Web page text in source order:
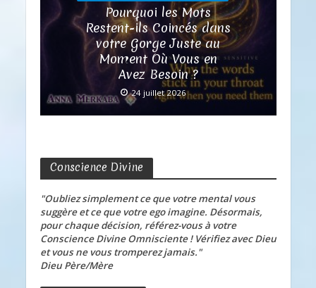
Pourquoi les Mots
Restent-ils Coincés dans
votre Gorge Juste au
Moment Où Vous en
Avez Besoin ?
24 juillet 2026
Conscience Divine
"Oubliez simplement ce que votre mental vous
suggère et ce que votre ego imagine. Désormais,
pour chaque décision, référez-vous à votre
Conscience Divine Omnisciente ! Vérifiez avec Dieu
et vous ne vous tromperez jamais."
Dieu Père/Mère